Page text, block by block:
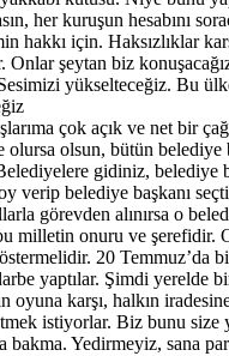
her kuruşun hesabını
hakkı için. Haksızlıklar
Onlar şeytan biz
yükselteceğiz. Bu
çok açık ve net bir
olsun, bütün belediye
gidiniz, belediye
oy verip belediye başkanı
görevden alınırsa o
milletin onuru ve şerefidir.
20 Temmuz’da
yaptılar. Şimdi yerelde
oyuna karşı, halkın
istiyorlar. Biz bunu size
bakma. Yedirmeyiz, sana